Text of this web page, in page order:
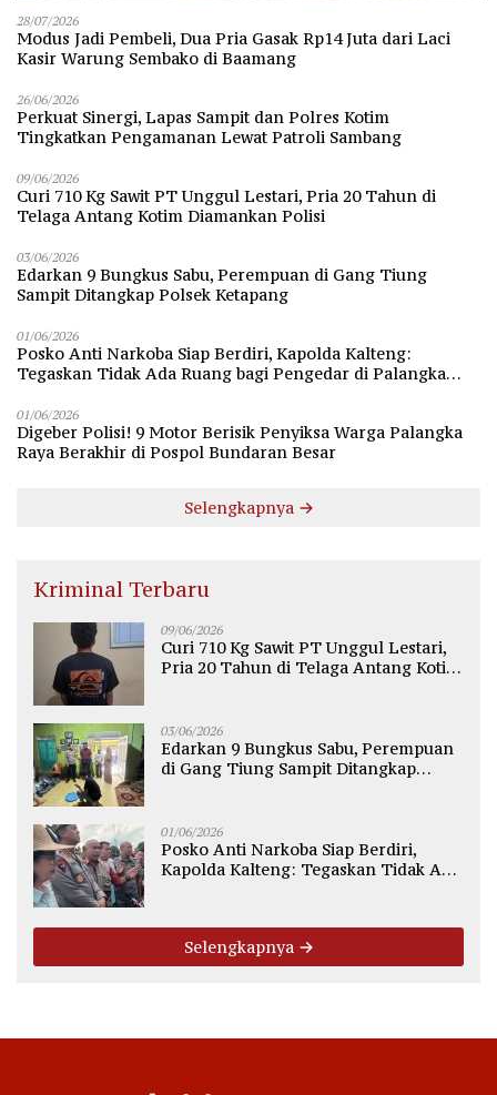
28/07/2026
Modus Jadi Pembeli, Dua Pria Gasak Rp14 Juta dari Laci
Kasir Warung Sembako di Baamang
26/06/2026
Perkuat Sinergi, Lapas Sampit dan Polres Kotim
Tingkatkan Pengamanan Lewat Patroli Sambang
09/06/2026
Curi 710 Kg Sawit PT Unggul Lestari, Pria 20 Tahun di
Telaga Antang Kotim Diamankan Polisi
03/06/2026
Edarkan 9 Bungkus Sabu, Perempuan di Gang Tiung
Sampit Ditangkap Polsek Ketapang
01/06/2026
Posko Anti Narkoba Siap Berdiri, Kapolda Kalteng:
Tegaskan Tidak Ada Ruang bagi Pengedar di Palangka
01/06/2026
Digeber Polisi! 9 Motor Berisik Penyiksa Warga Palangka
Raya Berakhir di Pospol Bundaran Besar
Selengkapnya
Kriminal Terbaru
09/06/2026
Curi 710 Kg Sawit PT Unggul Lestari,
Pria 20 Tahun di Telaga Antang Kotim
03/06/2026
Edarkan 9 Bungkus Sabu, Perempuan
di Gang Tiung Sampit Ditangkap
01/06/2026
Posko Anti Narkoba Siap Berdiri,
Kapolda Kalteng: Tegaskan Tidak Ada
Selengkapnya